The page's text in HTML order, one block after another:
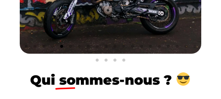
Quisommes-nous ?